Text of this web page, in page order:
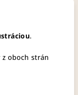
.
oboch strán